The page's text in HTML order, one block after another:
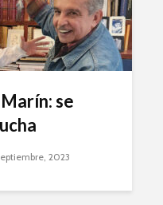
se
2023